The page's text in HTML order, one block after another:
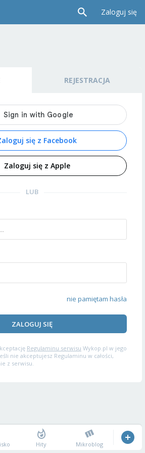
Zaloguj się
REJESTRACJA
się z Facebook
Zaloguj się z Apple
LUB
nie pamiętam hasła
ZALOGUJ SIĘ
Regulaminu serwisu Wykop.pl w jego
nie akceptujesz Regulaminu w całości,
z serwisu.
Hity Mikroblog